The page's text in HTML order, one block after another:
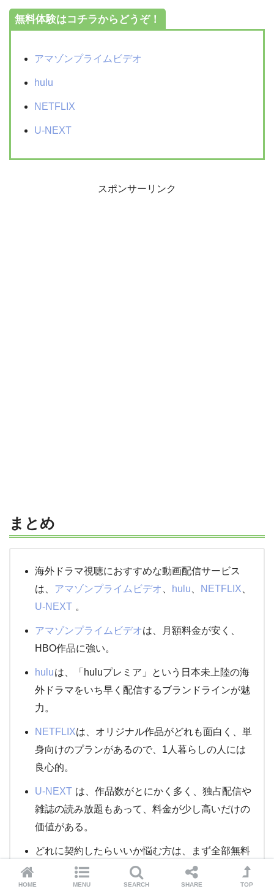
無料体験はコチラからどうぞ！
アマゾンプライムビデオ
hulu
NETFLIX
U-NEXT
スポンサーリンク
まとめ
海外ドラマ視聴におすすめな動画配信サービス
は、 アマゾンプライムビデオ hulu NETFLIX
U-NEXT 。
アマゾンプライムビデオは、月額料金が安く、
HBO作品に強い。
huluは、「huluプレミア」という日本未上陸の海
外ドラマをいち早く配信するブランドラインが魅
力。
NETFLIXは、オリジナル作品がどれも面白く、単
身向けのプランがあるので、1人暮らしの人には
良心的。
U-NEXT は、作品数がとにかく多く、独占配信や
雑誌の読み放題もあって、料金が少し高いだけの
価値がある。
どれに契約したらいいか悩む方は、まず全部無料
体験した後、定期的に契約サービスを変えていけ
ば、まんべんなく全部のサービスのドラマが観ら
HOME MENU SEARCH SHARE TOP